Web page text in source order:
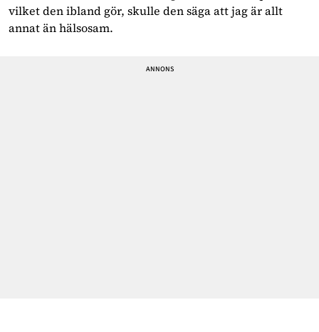
vilket den ibland gör, skulle den säga att jag är allt
annat än hälsosam.